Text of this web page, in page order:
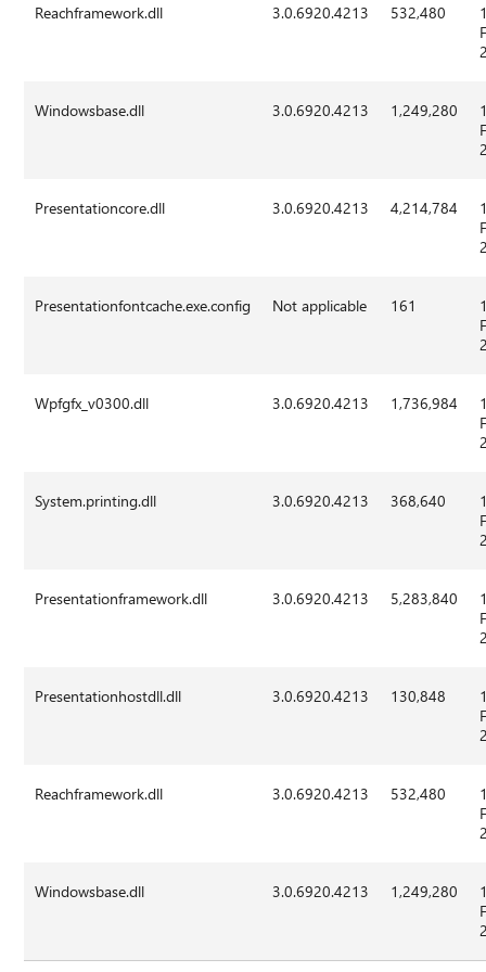
Reachframework.dll 3.0.6920.4213 532,480
Windowsbase.dll 3.0.6920.4213 1,249,280
Presentationcore.dll 3.0.6920.4213 4,214,784
Presentationfontcache.exe.config Not applicable 161
Wpfgfx_v0300.dll 3.0.6920.4213 1,736,984
System.printing.dll 3.0.6920.4213 368,640
Presentationframework.dll 3.0.6920.4213 5,283,840
Presentationhostdll.dll 3.0.6920.4213 130,848
Reachframework.dll 3.0.6920.4213 532,480
Windowsbase.dll 3.0.6920.4213 1,249,280